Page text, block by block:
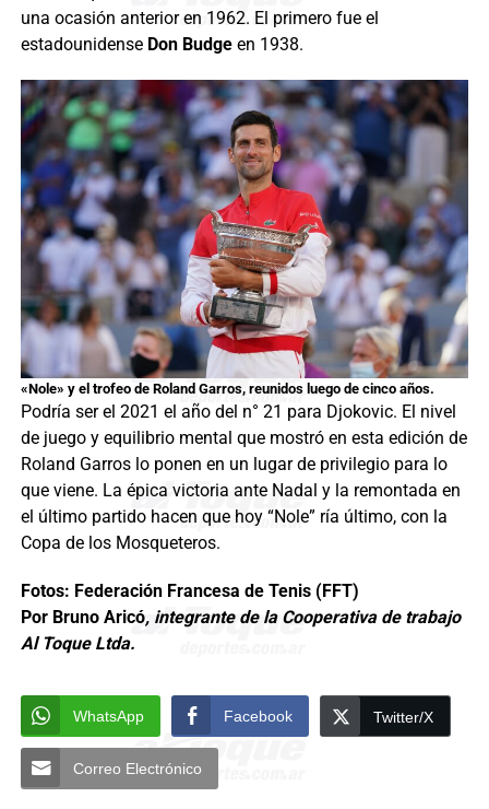
una ocasión anterior en 1962. El primero fue el
estadounidense Don Budge en 1938.
«Nole» y el trofeo de Roland Garros, reunidos luego de cinco años.
Podría ser el 2021 el año del n° 21 para Djokovic. El nivel
de juego y equilibrio mental que mostró en esta edición de
Roland Garros lo ponen en un lugar de privilegio para lo
que viene. La épica victoria ante Nadal y la remontada en
el último partido hacen que hoy “Nole” ría último, con la
Copa de los Mosqueteros.
Fotos: Federación Francesa de Tenis (FFT)
Por Bruno Aricó, integrante de la Cooperativa de trabajo
Al Toque Ltda.
WhatsApp Facebook Twitter/X
Correo Electrónico